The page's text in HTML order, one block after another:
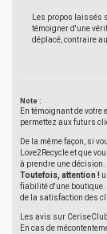
Les propos laissés
témoigner d'une
déplacé, contraire
Note :
En témoignant de votre
permettez aux futurs
De la même façon, si
Love2Recycle et que
à prendre une décision.
Toutefois, attention !
fiabilité d'une boutique.
de la satisfaction des
Les avis sur
En cas de